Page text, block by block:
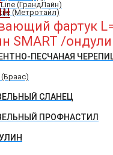
(ГрандЛайн)
(Метротайл)
ПЕСЧАНАЯ
(Браас)
СЛАНЕЦ
ПРОФНАСТИЛ
фартук
SMART /